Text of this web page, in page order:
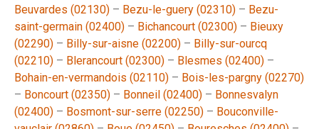
Beuvardes (02130) – Bezu-le-guery (02310) – Bezu-
saint-germain (02400) – Bichancourt (02300) – Bieuxy
(02290) – Billy-sur-aisne (02200) – Billy-sur-ourcq
(02210) – Blerancourt (02300) – Blesmes (02400) –
Bohain-en-vermandois (02110) – Bois-les-pargny (02270)
– Boncourt (02350) – Bonneil (02400) – Bonnesvalyn
(02400) – Bosmont-sur-serre (02250) – Bouconville-